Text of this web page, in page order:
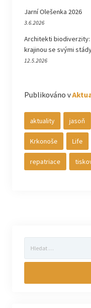
Jarní Olešenka 2026
3.6.2026
Architekti biodiverzity:
krajinou se svými
12.5.2026
Publikováno v
aktuality jasoň
Krkonoše Life
repatriace